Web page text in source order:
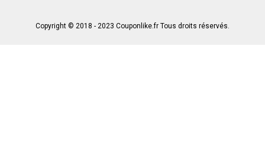
Copyright © 2018 - 2023 Couponlike.fr Tous droits réservés.